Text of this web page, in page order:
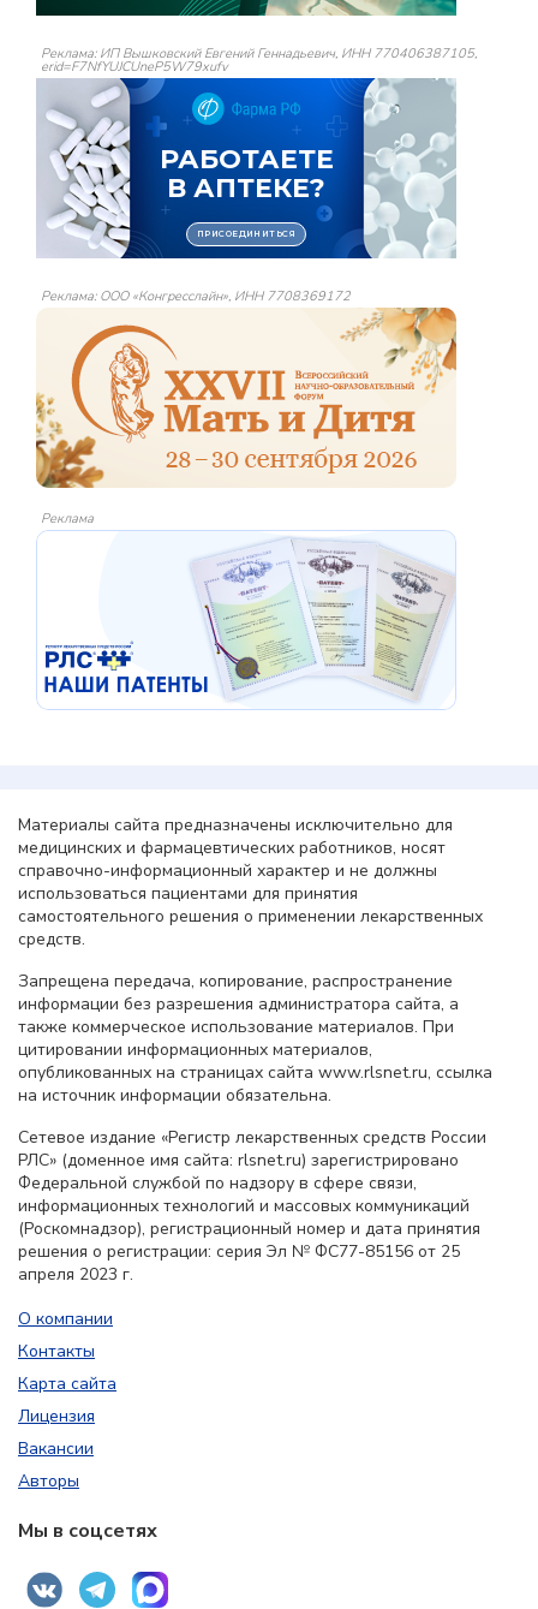
Реклама: ИП Вышковский Евгений Геннадьевич, ИНН 770406387105,
erid=F7NfYUJCUneP5W79xufv
Реклама: ООО «Конгресслайн», ИНН 7708369172
Реклама
Материалы сайта предназначены исключительно для
медицинских и фармацевтических работников, носят
справочно-информационный характер и не должны
использоваться пациентами для принятия
самостоятельного решения о применении лекарственных
средств.
Запрещена передача, копирование, распространение
информации без разрешения администратора сайта, а
также коммерческое использование материалов. При
цитировании информационных материалов,
опубликованных на страницах сайта www.rlsnet.ru, ссылка
на источник информации обязательна.
Сетевое издание «Регистр лекарственных средств России
РЛС» (доменное имя сайта: rlsnet.ru) зарегистрировано
Федеральной службой по надзору в сфере связи,
информационных технологий и массовых коммуникаций
(Роскомнадзор), регистрационный номер и дата принятия
решения о регистрации: серия Эл № ФС77-85156 от 25
апреля 2023 г.
О компании
Контакты
Карта сайта
Лицензия
Вакансии
Авторы
Мы в соцсетях